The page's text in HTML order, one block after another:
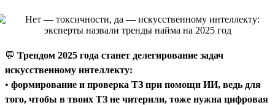
💬 Трендом 2025 года станет делегирование задач
искусственному интеллекту:
• формирование и проверка ТЗ при помощи ИИ, ведь для
того, чтобы в твоих ТЗ не читерили, тоже нужна цифровая